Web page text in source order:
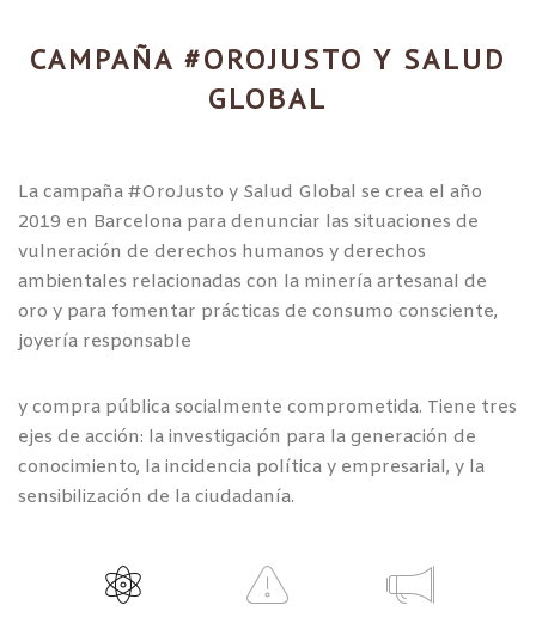
CAMPAÑA #OROJUSTO Y SALUD
GLOBAL
La campaña #OroJusto y Salud Global se crea el año
2019 en Barcelona para denunciar las situaciones de
vulneración de derechos humanos y derechos
ambientales relacionadas con la minería artesanal de
oro y para fomentar prácticas de consumo consciente,
joyería responsable
y compra pública socialmente comprometida. Tiene tres
ejes de acción: la investigación para la generación de
conocimiento, la incidencia política y empresarial, y la
sensibilización de la ciudadanía.